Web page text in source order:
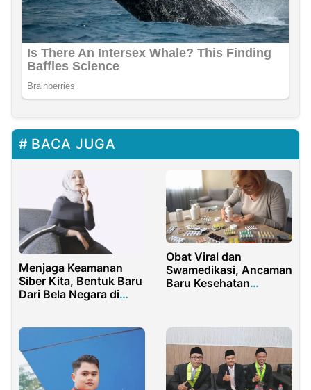
BACA JUGA
Menjaga Keamanan
Siber Kita, Bentuk Baru
Dari Bela Negara di
Obat Viral dan
Swamedikasi, Ancaman
Baru Kesehatan